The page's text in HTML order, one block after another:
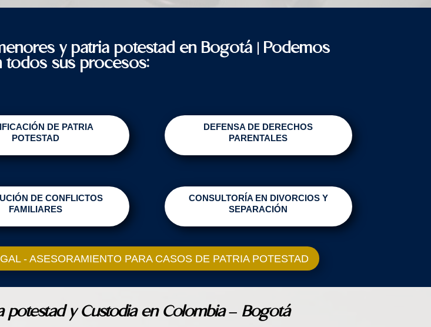
y patria potestad en Bogotá | Podemos
todos sus procesos:
DE PATRIA
POTESTAD
DEFENSA DE DERECHOS
PARENTALES
DE CONFLICTOS
FAMILIARES
CONSULTORÍA EN DIVORCIOS Y
SEPARACIÓN
- ASESORAMIENTO PARA CASOS DE PATRIA POTESTAD
potestad y Custodia en Colombia – Bogotá